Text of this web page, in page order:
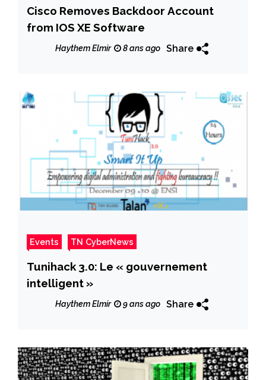
Cisco Removes Backdoor Account
from IOS XE Software
Haythem Elmir 8 ans ago Share
Events TN CyberNews
Tunihack 3.0: Le « gouvernement
intelligent »
Haythem Elmir 9 ans ago Share